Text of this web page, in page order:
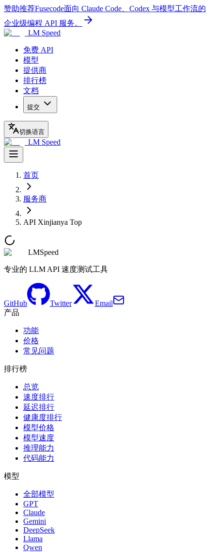
赞助推荐Fusecode面向 Claude Code、Codex 与模型工作流的
企业级编程 API 服务。
LM Speed
免费 API
模型
提供商
排行榜
文档
提交
切换语言
LM Speed
首页
服务商
API Xinjianya Top
LMSpeed
专业的 LLM API 速度测试工具
GitHub Twitter
Email
产品
功能
价格
常见问题
排行榜
总览
速度排行
延迟排行
健康度排行
模型价格
模型速度
推理能力
代码能力
模型
全部模型
GPT
Claude
Gemini
DeepSeek
Llama
Qwen